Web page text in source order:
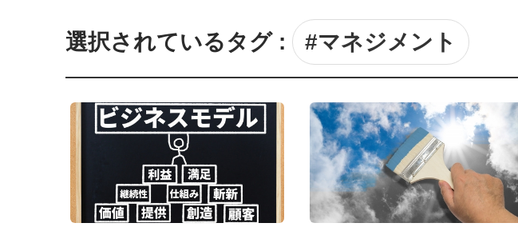
選択されているタグ : #マネジメント